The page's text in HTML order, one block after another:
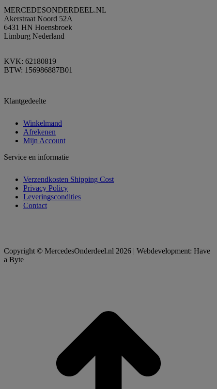
MERCEDESONDERDEEL.NL
Akerstraat Noord 52A
6431 HN Hoensbroek
Limburg Nederland
KVK: 62180819
BTW: 156986887B01
Klantgedeelte
Winkelmand
Afrekenen
Mijn Account
Service en informatie
Verzendkosten Shipping Cost
Privacy Policy
Leveringscondities
Contact
Copyright © MercedesOnderdeel.nl 2026 | Webdevelopment: Have
a Byte